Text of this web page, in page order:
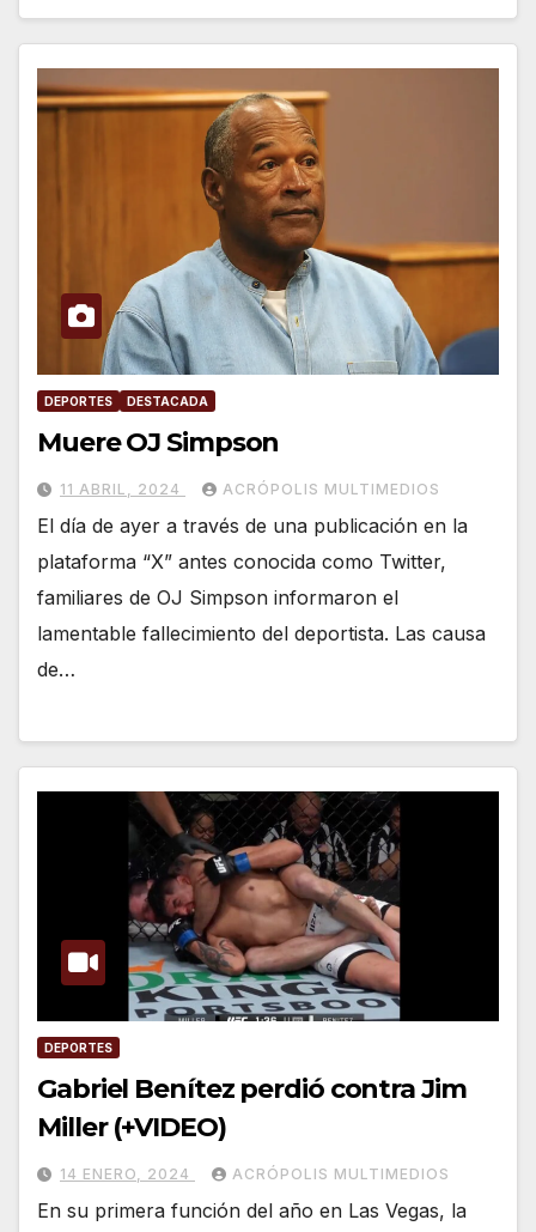
DEPORTES DESTACADA
Muere OJ Simpson
11 ABRIL, 2024 ACRÓPOLIS MULTIMEDIOS
El día de ayer a través de una publicación en la
plataforma “X” antes conocida como Twitter,
familiares de OJ Simpson informaron el
lamentable fallecimiento del deportista. Las causa
de…
DEPORTES
Gabriel Benítez perdió contra Jim
Miller (+VIDEO)
14 ENERO, 2024 ACRÓPOLIS MULTIMEDIOS
En su primera función del año en Las Vegas, la